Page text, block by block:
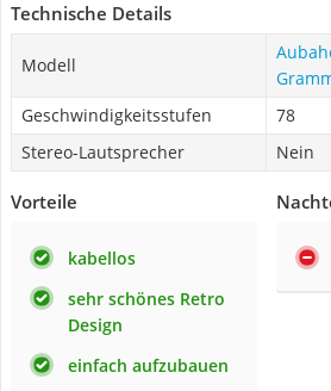
Technische Details
Modell
Geschwindigkeitsstufen
78
Stereo-Lautsprecher
Nein
Vorteile
kabellos
sehr schönes Retro
Design
einfach aufzubauen